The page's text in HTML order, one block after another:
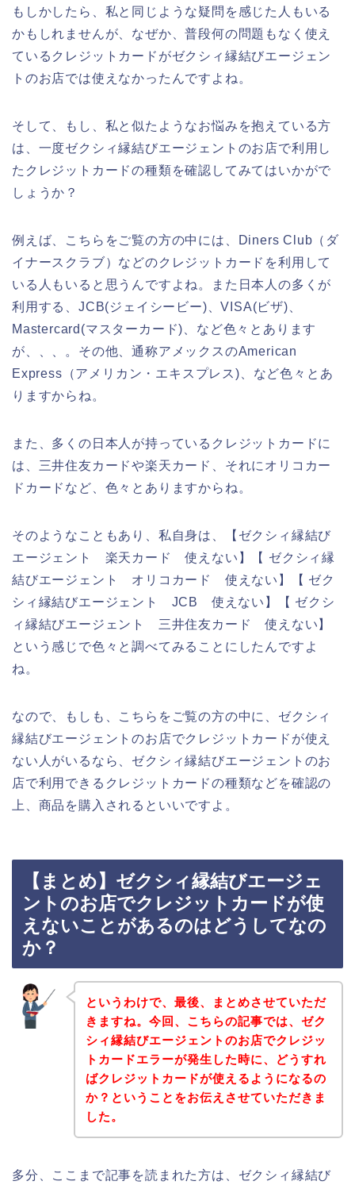
もしかしたら、私と同じような疑問を感じた人もいる
かもしれませんが、なぜか、普段何の問題もなく使え
ているクレジットカードがゼクシィ縁結びエージェン
トのお店では使えなかったんですよね。
そして、もし、私と似たようなお悩みを抱えている方
は、一度ゼクシィ縁結びエージェントのお店で利用し
たクレジットカードの種類を確認してみてはいかがで
しょうか？
例えば、こちらをご覧の方の中には、Diners Club（ダ
イナースクラブ）などのクレジットカードを利用して
いる人もいると思うんですよね。また日本人の多くが
利用する、JCB(ジェイシービー)、VISA(ビザ)、
Mastercard(マスターカード)、など色々とあります
が、、、。その他、通称アメックスのAmerican
Express（アメリカン・エキスプレス)、など色々とあ
りますからね。
また、多くの日本人が持っているクレジットカードに
は、三井住友カードや楽天カード、それにオリコカー
ドカードなど、色々とありますからね。
そのようなこともあり、私自身は、【ゼクシィ縁結び
エージェント 楽天カード 使えない】【 ゼクシィ縁
結びエージェント オリコカード 使えない】【 ゼク
シィ縁結びエージェント JCB 使えない】【 ゼクシ
ィ縁結びエージェント 三井住友カード 使えない】
という感じで色々と調べてみることにしたんですよ
ね。
なので、もしも、こちらをご覧の方の中に、ゼクシィ
縁結びエージェントのお店でクレジットカードが使え
ない人がいるなら、ゼクシィ縁結びエージェントのお
店で利用できるクレジットカードの種類などを確認の
上、商品を購入されるといいですよ。
【まとめ】ゼクシィ縁結びエージェ
ントのお店でクレジットカードが使
えないことがあるのはどうしてなの
か？
というわけで、最後、まとめさせていただ
きますね。今回、こちらの記事では、ゼク
シィ縁結びエージェントのお店でクレジッ
トカードエラーが発生した時に、どうすれ
ばクレジットカードが使えるようになるの
か？ということをお伝えさせていただきま
した。
多分、ここまで記事を読まれた方は、ゼクシィ縁結び